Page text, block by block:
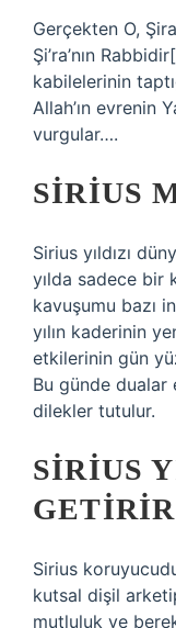
Gerçekten O,
Şi’ra’nın
kabilelerinin
Allah’ın evrenin
vurgular….
SIRIUS
Sirius yıldızı
yılda sadece bir
kavuşumu bazı
yılın kaderinin
etkilerinin gün
Bu günde dualar
dilekler tutulur.
SIRIUS
Sirius
kutsal dişil
mutluluk ve